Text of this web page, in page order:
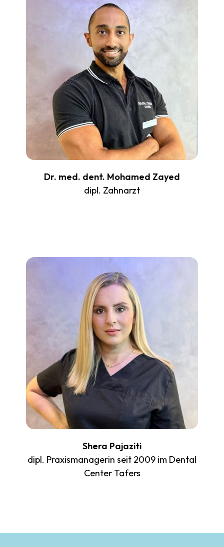
Dr. med. dent. Mohamed Zayed
dipl. Zahnarzt
Shera Pajaziti
dipl. Praxismanagerin seit 2009 im Dental
Center Tafers